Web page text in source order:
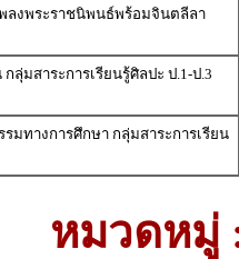
ลงพระราชนิพนธ์พร้อมจินตลีลา
ลุ่มสาระการเรียนรู้ศิลปะ ป.1-ป.3
มทางการศึกษา กลุ่มสาระการเรียน
หมวดหมู่